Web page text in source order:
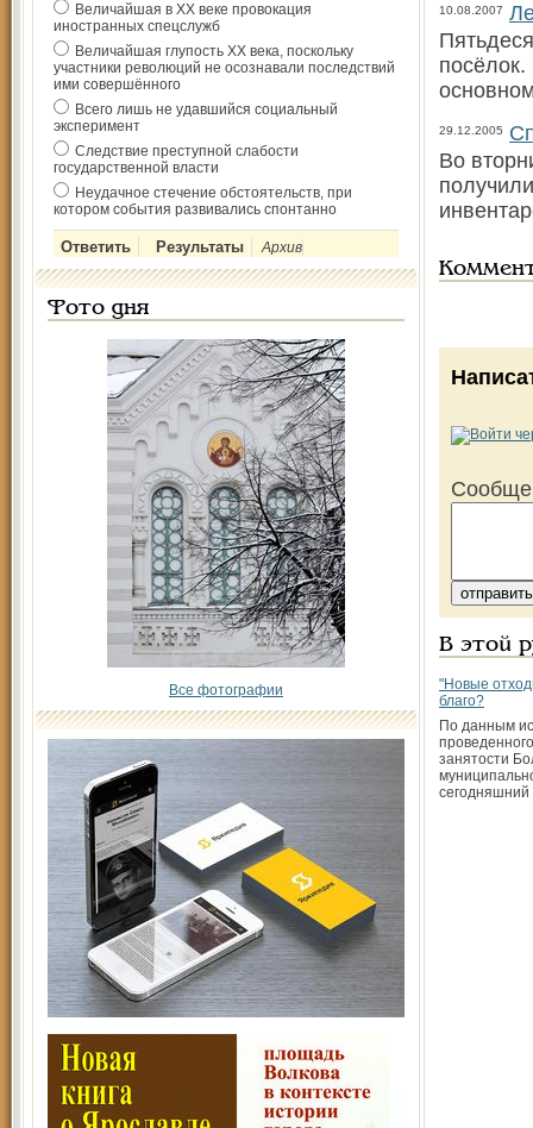
Величайшая в ХХ веке провокация
иностранных спецслужб
Величайшая глупость ХХ века, поскольку
участники революций не осознавали последствий
ими совершённого
Всего лишь не удавшийся социальный
эксперимент
Следствие преступной слабости
государственной власти
Неудачное стечение обстоятельств, при
котором события развивались спонтанно
Архив
Фото дня
Все фотографии
10.08.2007
29.12.2005
Во
В этой
"Новые
благо?
По данным
занятости
сегодняшний